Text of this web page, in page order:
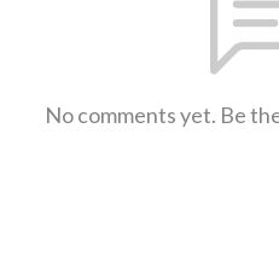
No comments yet. Be